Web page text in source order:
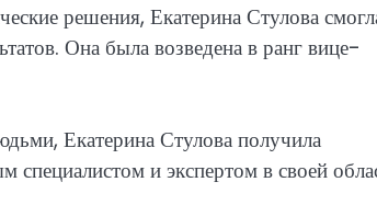
решения, Екатерина Стулова
Она была возведена в ранг вице-
Екатерина Стулова получила
специалистом и экспертом в своей